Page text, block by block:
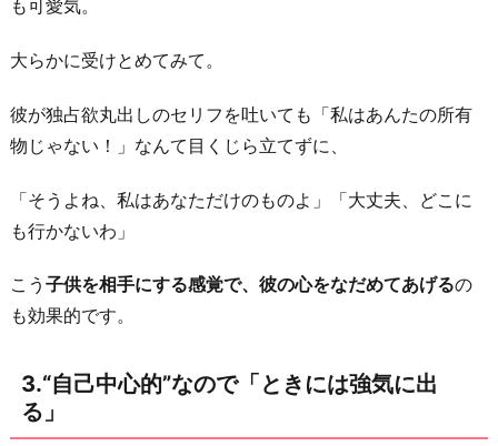
の
を
聞
て
あ
る」
お
り
に
も可愛気。
大らかに受けとめてみて。
彼が独占欲丸出しのセリフを吐いても「私はあんたの所有
物じゃない！」なんて目くじら立てずに、
「そうよね、私はあなただけのものよ」「大丈夫、どこに
も行かないわ」
こう 子供を相手にする感覚で、彼の心をなだめてあげるの
も効果的です。
3.“自己中心的”なので「ときには強気に出
る」